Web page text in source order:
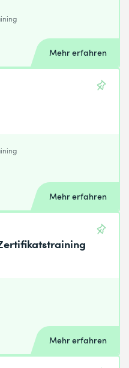
Mehr erfahren
Mehr erfahren
Mehr erfahren